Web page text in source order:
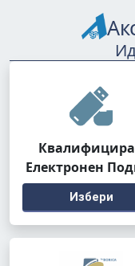
Електронен
Избери